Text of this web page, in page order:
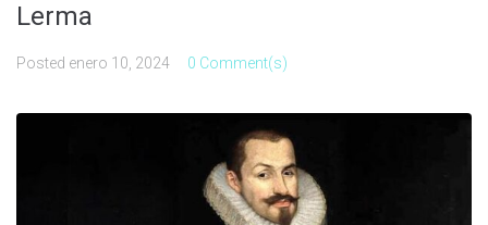
Lerma
Posted enero 10, 2024 0 Comment(s)